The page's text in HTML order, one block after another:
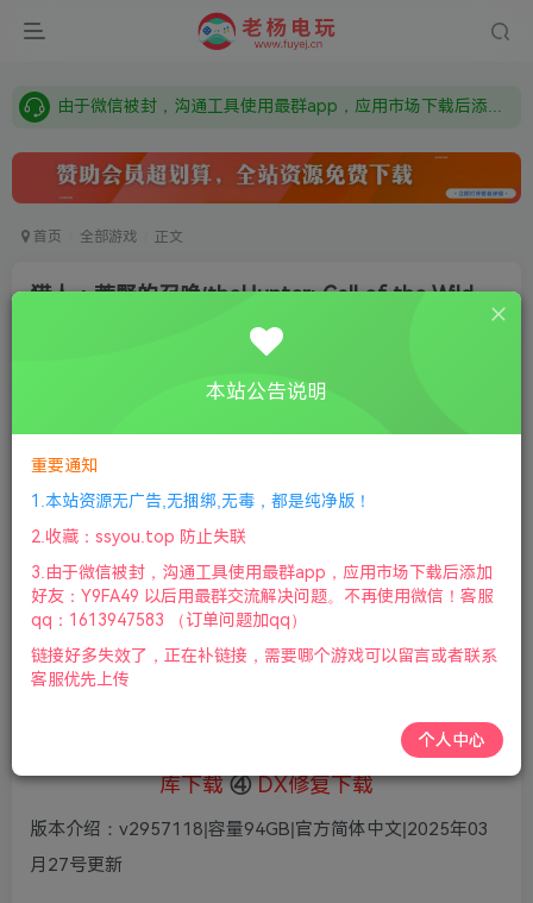
需要什么游戏请联系客服，若链接失效请联系客服，百度网盘边上的激活码也是解压密码
由于微信被封，沟通工具使用最群app，应用市场下载后添加好友：Y9FA49 以后用最群交流解决问题。不再使用微信！
首页 全部游戏 正文
猎人：荒野的召唤/theHunter: Call of the Wild
猎人：荒野的召唤/theHunter: Call of the Wild
此内容为付费资源，请付费后查看
鲜花 5
赞助会员 免费
付费资源
③ 游戏运行
库下载 ④ DX修复下载
版本介绍：v2957118|容量94GB|官方简体中文|2025年03
月27号更新
本站公告说明
重要通知
1.本站资源无广告,无捆绑,无毒，都是纯净版！
2.收藏：ssyou.top 防止失联
3.由于微信被封，沟通工具使用最群app，应用市场下载后添加
好友：Y9FA49 以后用最群交流解决问题。不再使用微信！客服
qq：1613947583 （订单问题加qq）
链接好多失效了，正在补链接，需要哪个游戏可以留言或者联系
客服优先上传
个人中心